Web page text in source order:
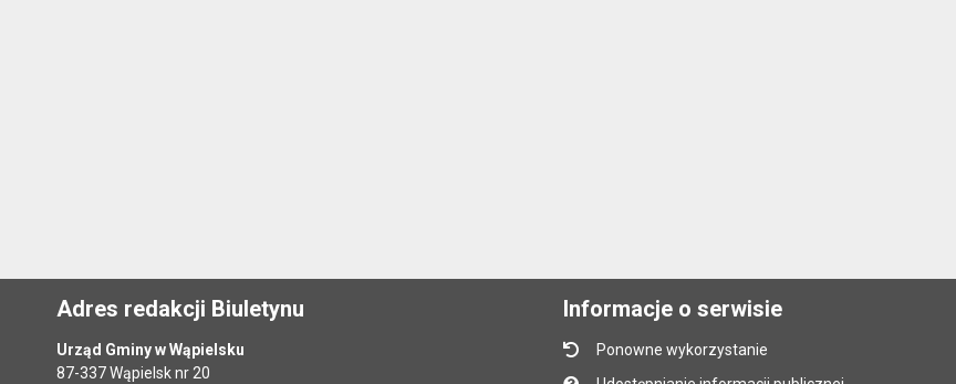
Adres redakcji Biuletynu
Urząd Gminy w Wąpielsku
87-337 Wąpielsk nr 20
Informacje o serwisie
Ponowne wykorzystanie